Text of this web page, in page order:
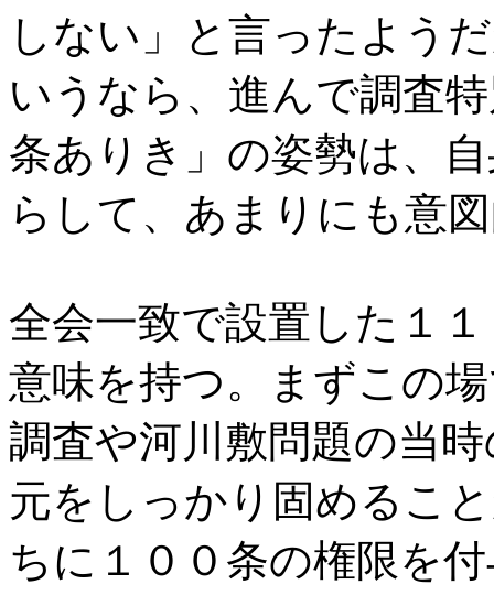
しない」と言ったよう
いうなら、進んで調査
条ありき」の姿勢は、
らして、あまりにも意
全会一致で設置した１
意味を持つ。まずこの
調査や河川敷問題の当
元をしっかり固めるこ
ちに１００条の権限を